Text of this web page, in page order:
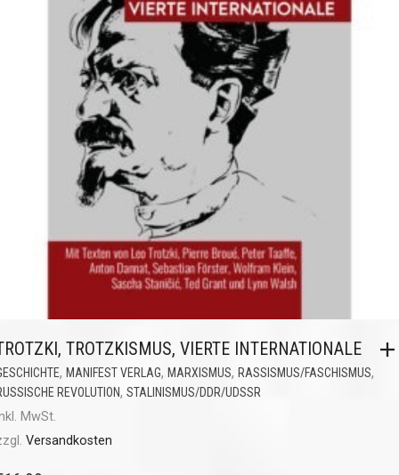
TROTZKISMUS, VIERTE INTERNATIONALE
, MANIFEST VERLAG, MARXISMUS, RASSISMUS/FASCHISMUS,
REVOLUTION, STALINISMUS/DDR/UDSSR
MwSt.
Versandkosten